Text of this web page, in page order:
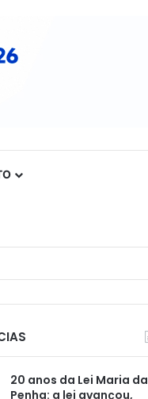
20 anos da Lei Maria da
Penha: a lei avançou,